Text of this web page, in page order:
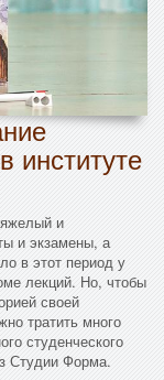
институте
и
и экзамены, а
в этот период у
лекций. Но, чтобы
своей
тратить много
студенческого
Студии Форма.